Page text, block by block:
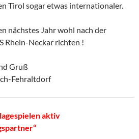
Tirol sogar etwas internationaler.
nächstes Jahr wohl nach der
Rhein-Neckar richten !
Gruß
Fehraltdorf
aktiv